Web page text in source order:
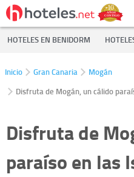
HOTELES EN BENIDORM
Inicio Gran Canaria
Mogán
Disfruta de Mogán, un cálido
Disfruta de
paraíso en las